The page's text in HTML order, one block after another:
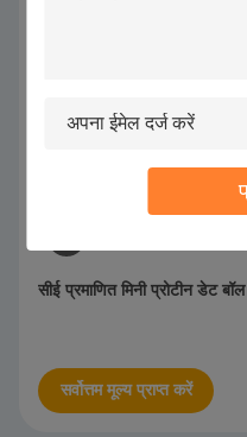
सीई प्रमाणित मिनी प्रोटीन डेट
सर्वोत्तम मूल्य प्राप्त करें